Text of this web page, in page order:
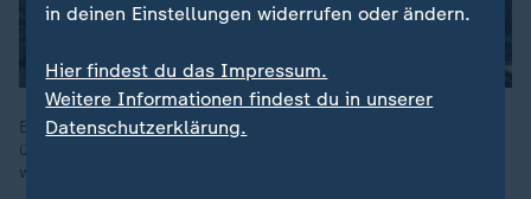
Ein Jahr nach dem Koalitionsvertrag streiten Union und SPD
über Reformen und Haushalt. Die Union drängt, die SPD
widerspricht, die Opposition kritisiert - es bleibt schwierig.
in deinen Einstellungen widerrufen oder ändern.
Hier findest du das Impressum.
Weitere Informationen findest du in unserer
Datenschutzerklärung.